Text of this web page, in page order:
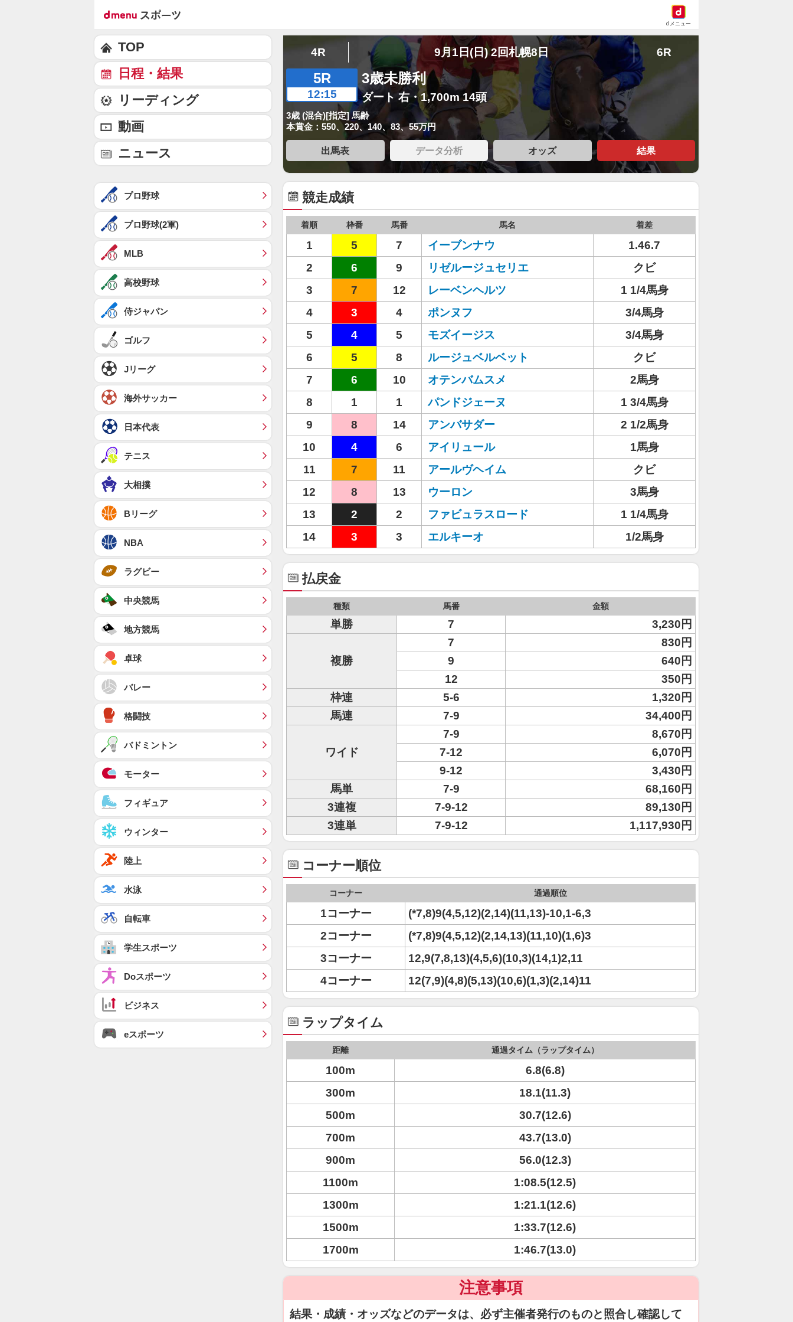
dメニュー
4R 9月1日(日) 2回札幌8日 6R
5R
12:15
3歳未勝利
ダート 右・1,700m 14頭
3歳 (混合)[指定] 馬齢
本賞金：550、220、140、83、55万円
出馬表 データ分析 オッズ 結果
競走成績
着順 枠番 馬番 馬名 着差
1 5 7 イーブンナウ
1.46.7
2
6 9 リゼルージュセリエ
クビ
3
7 12 レーベンヘルツ
1 1/4馬身
4
3 4 ポンヌフ
3/4馬身
5
4 5 モズイージス
3/4馬身
6
5 8 ルージュベルベット
クビ
7
6 10 オテンバムスメ
2馬身
8
1 1 パンドジェーヌ
1 3/4馬身
9
8 14 アンバサダー
2 1/2馬身
10
4 6 アイリュール
1馬身
11
7 11 アールヴヘイム
クビ
12
8 13 ウーロン
3馬身
13
2 2 ファビュラスロード
1 1/4馬身
14
3 3 エルキーオ 1/2馬身
払戻金
種類 馬番 金額
単勝 7 3,230円
複勝
7
830円
9
640円
12
350円
枠連
5-6
1,320円
馬連
7-9 34,400円
ワイド
7-9
8,670円
7-12
6,070円
9-12
3,430円
馬単
7-9
68,160円
3連複
7-9-12
89,130円
3連単
7-9-12 1,117,930円
コーナー順位
コーナー 通過順位
1コーナー
(*7,8)9(4,5,12)(2,14)(11,13)-10,1-6,3
2コーナー
(*7,8)9(4,5,12)(2,14,13)(11,10)(1,6)3
3コーナー
12,9(7,8,13)(4,5,6)(10,3)(14,1)2,11
4コーナー
12(7,9)(4,8)(5,13)(10,6)(1,3)(2,14)11
ラップタイム
距離 通過タイム（ラップタイム）
100m
6.8(6.8)
300m
18.1(11.3)
500m
30.7(12.6)
700m
43.7(13.0)
900m
56.0(12.3)
1100m
1:08.5(12.5)
1300m
1:21.1(12.6)
1500m
1:33.7(12.6)
1700m
1:46.7(13.0)
注意事項
結果・成績・オッズなどのデータは、必ず主催者発行のものと照合し確認して
TOP
日程・結果
リーディング
動画
ニュース
プロ野球
プロ野球(2軍)
MLB
高校野球
侍ジャパン
ゴルフ
Jリーグ
海外サッカー
日本代表
テニス
大相撲
Bリーグ
NBA
ラグビー
中央競馬
地方競馬
卓球
バレー
格闘技
バドミントン
モーター
フィギュア
ウィンター
陸上
水泳
自転車
学生スポーツ
Doスポーツ
ビジネス
eスポーツ